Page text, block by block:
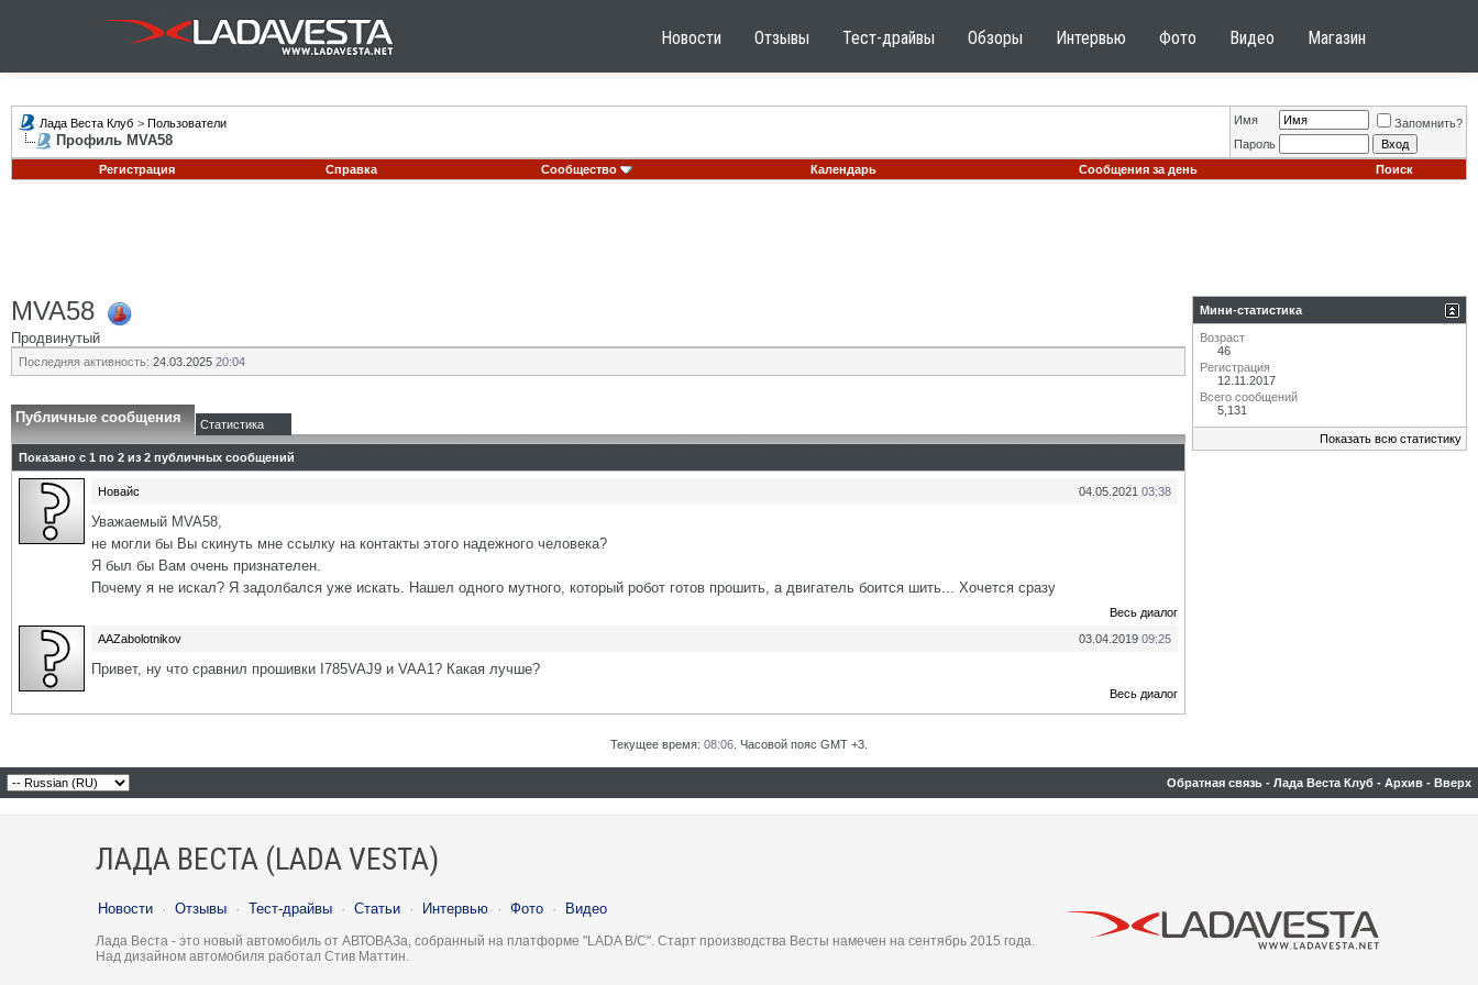
Новости Отзывы Тест-драйвы Обзоры Интервью Фото Видео Магазин
Лада Веста Клуб > Пользователи
Профиль MVA58
Имя
Запомнить?
Пароль
Регистрация
Справка Сообщество Календарь Сообщения за день Поиск
MVA58
Продвинутый
Последняя активность: 24.03.2025 20:04
Публичные сообщения Статистика
Показано с 1 по 2 из 2 публичных сообщений
04.05.2021 03:38
Новайс
Уважаемый MVA58,
не могли бы Вы скинуть мне ссылку на контакты этого надежного человека?
Я был бы Вам очень признателен.
Почему я не искал? Я задолбался уже искать. Нашел одного мутного, который робот готов прошить, а двигатель боится шить... Хочется сразу
Весь диалог
03.04.2019 09:25
AAZabolotnikov
Привет, ну что сравнил прошивки I785VAJ9 и VAA1? Какая лучше?
Весь диалог
Мини-статистика
Возраст
46
Регистрация
12.11.2017
Всего сообщений
5,131
Показать всю статистику
Текущее время: 08:06 . Часовой пояс GMT +3.
Обратная связь - Лада Веста Клуб - Архив - Вверх
ЛАДА ВЕСТА (LADA VESTA)
Новости · Отзывы · Тест-драйвы · Статьи · Интервью · Фото · Видео
Лада Веста - это новый автомобиль от АВТОВАЗа, собранный на платформе "LADA B/C". Старт производства Весты намечен на сентябрь 2015 года.
Над дизайном автомобиля работал Стив Маттин.